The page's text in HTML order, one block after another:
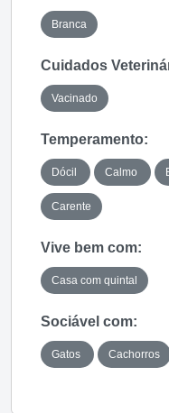
Branca
Cuidados
Vacinado
Temperamento:
Dócil Calmo
Carente
Vive bem com:
Casa com quintal
Sociável com:
Gatos Cachorros